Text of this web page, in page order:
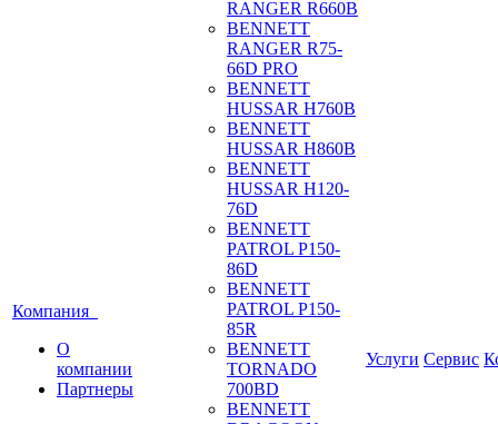
Компания
О
компании
Партнеры
RANGER R660B
BENNETT
RANGER R75-
66D PRO
BENNETT
HUSSAR H760B
BENNETT
HUSSAR H860B
BENNETT
HUSSAR H120-
76D
BENNETT
PATROL P150-
86D
BENNETT
PATROL P150-
85R
BENNETT
TORNADO
700BD
BENNETT
Услуги Сервис